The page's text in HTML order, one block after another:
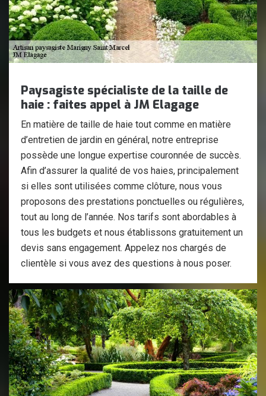
Paysagiste spécialiste de la taille de
haie : faites appel à JM Elagage
En matière de taille de haie tout comme en matière
d’entretien de jardin en général, notre entreprise
possède une longue expertise couronnée de succès.
Afin d’assurer la qualité de vos haies, principalement
si elles sont utilisées comme clôture, nous vous
proposons des prestations ponctuelles ou régulières,
tout au long de l’année. Nos tarifs sont abordables à
tous les budgets et nous établissons gratuitement un
devis sans engagement. Appelez nos chargés de
clientèle si vous avez des questions à nous poser.